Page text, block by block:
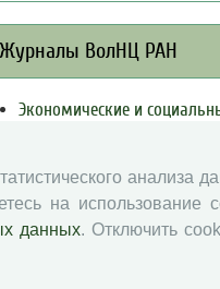
Журналы ВолНЦ РАН
Экономические и
Вопросы территориального
Социальное пространство
Юный экономист
анализа
на использование
данных. Отключить